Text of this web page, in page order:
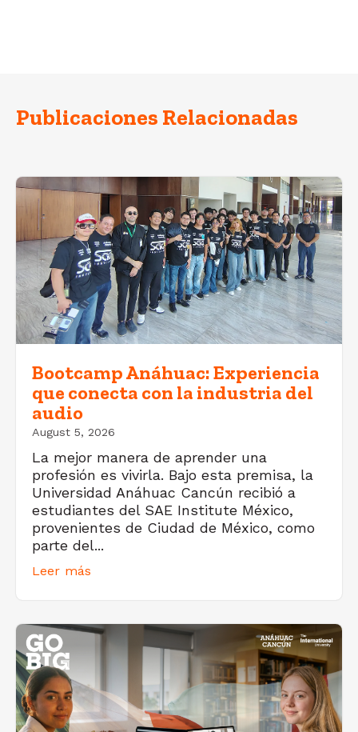
Publicaciones Relacionadas
Bootcamp Anáhuac: Experiencia
que conecta con la industria del
audio
August 5, 2026
La mejor manera de aprender una
profesión es vivirla. Bajo esta premisa, la
Universidad Anáhuac Cancún recibió a
estudiantes del SAE Institute México,
provenientes de Ciudad de México, como
parte del...
Leer más